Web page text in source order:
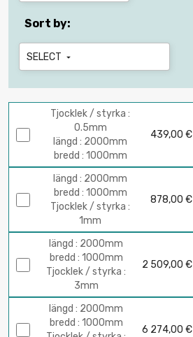
Sort by:
SELECT 
Tjocklek / styrka :
0.5mm
längd : 2000mm
bredd : 1000mm
439,00 €
längd : 2000mm
bredd : 1000mm
Tjocklek / styrka :
1mm
878,00 €
längd : 2000mm
bredd : 1000mm
Tjocklek / styrka :
3mm
2 509,00 €
längd : 2000mm
bredd : 1000mm
6 274,00 €